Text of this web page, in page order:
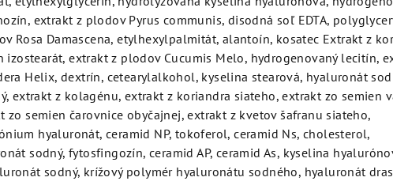
extrakt z plodov Pyrus communis, disodná soľ EDTA,
Rosa Damascena, etylhexylpalmitát, alantoín, kosatec Extrakt z
izostearát, extrakt z plodov Cucumis Melo, hydrogenovaný lecitín,
Helix, dextrín, cetearylalkohol, kyselina stearová, hyaluronát
extrakt z kolagénu, extrakt z koriandra siateho, extrakt zo semien
zo semien čarovnice obyčajnej, extrakt z kvetov šafranu siateho,
hyaluronát, ceramid NP, tokoferol, ceramid Ns, cholesterol,
sodný, fytosfingozín, ceramid AP, ceramid As, kyselina
sodný, krížový polymér hyaluronátu sodného, ​​hyaluronát